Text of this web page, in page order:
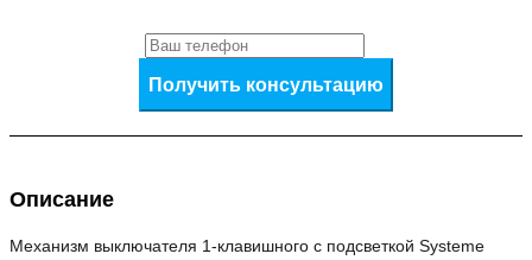
Получить консультацию
Описание
Механизм выключателя 1-клавишного с подсветкой Systeme